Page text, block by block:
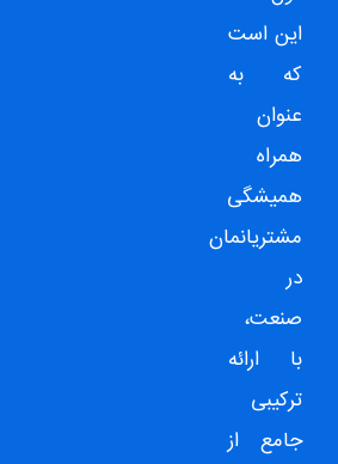
این است
که به
عنوان
همراه
همیشگی
مشتریانمان
در
صنعت،
با ارائه
ترکیبی
جامع از